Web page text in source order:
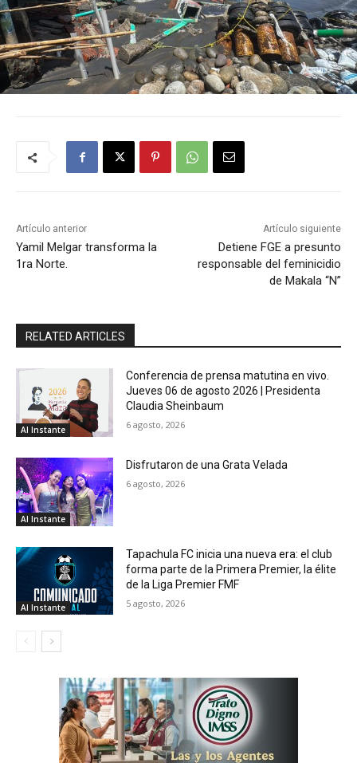
Artículo anterior
Yamil Melgar transforma la
1ra Norte.
Artículo siguiente
Detiene FGE a presunto
responsable del feminicidio
de Makala “N”
RELATED ARTICLES
Al Instante
Conferencia de prensa matutina en vivo.
Jueves 06 de agosto 2026 | Presidenta
Claudia Sheinbaum
6 agosto, 2026
Al Instante
Disfrutaron de una Grata Velada
6 agosto, 2026
Al Instante
Tapachula FC inicia una nueva era: el club
forma parte de la Primera Premier, la élite
de la Liga Premier FMF
5 agosto, 2026